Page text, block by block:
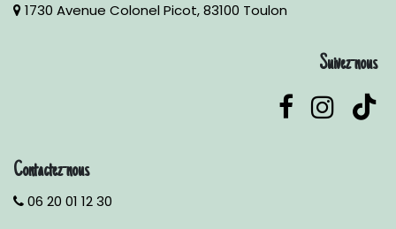
1730 Avenue Colonel Picot, 83100 Toulon
Suivez-nous
Contactez-nous
06 20 01 12 30